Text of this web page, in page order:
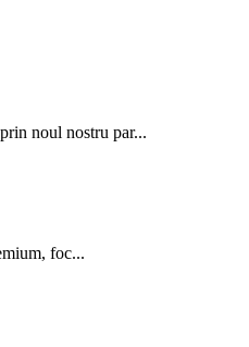
noul nostru par...
foc...